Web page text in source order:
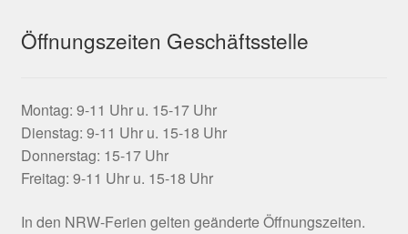
Öffnungszeiten Geschäftsstelle
Montag: 9-11 Uhr u. 15-17 Uhr
Dienstag: 9-11 Uhr u. 15-18 Uhr
Donnerstag: 15-17 Uhr
Freitag: 9-11 Uhr u. 15-18 Uhr
In den NRW-Ferien gelten geänderte Öffnungszeiten.